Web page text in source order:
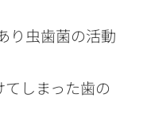
り虫歯菌の活動
しまった歯の